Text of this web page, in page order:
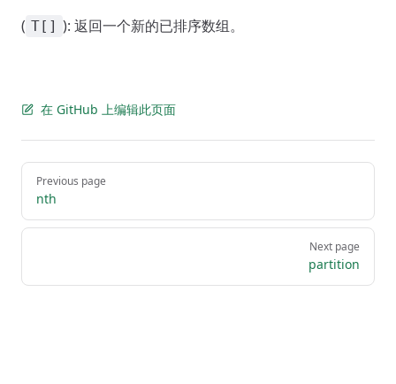
( T[] ): 返回一个新的已排序数组。
在 GitHub 上编辑此页面
Pager
Previous page
nth
Next page
partition